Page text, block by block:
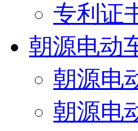
专利证
朝源电动
朝源电
朝源电